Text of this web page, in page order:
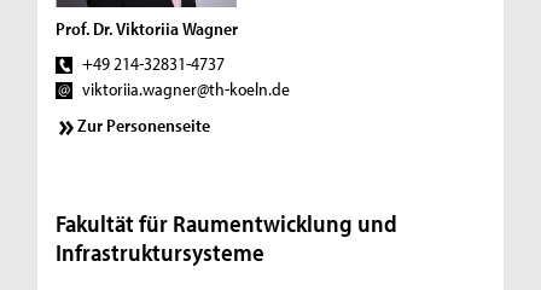
Prof. Dr. Viktoriia Wagner
+49 214-32831-4737
viktoriia.wagner@th-koeln.de
Zur Personenseite
Fakultät für Raumentwicklung und
Infrastruktursysteme